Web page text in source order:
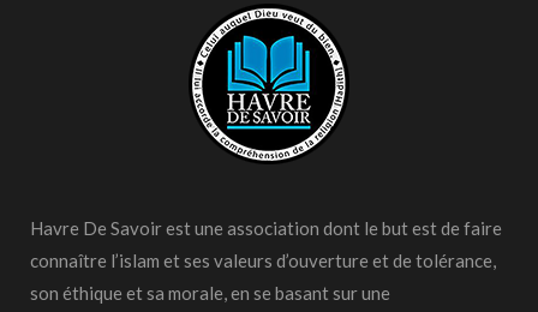
Havre De Savoir est une association dont le but est de faire
connaître l’islam et ses valeurs d’ouverture et de tolérance,
son éthique et sa morale, en se basant sur une